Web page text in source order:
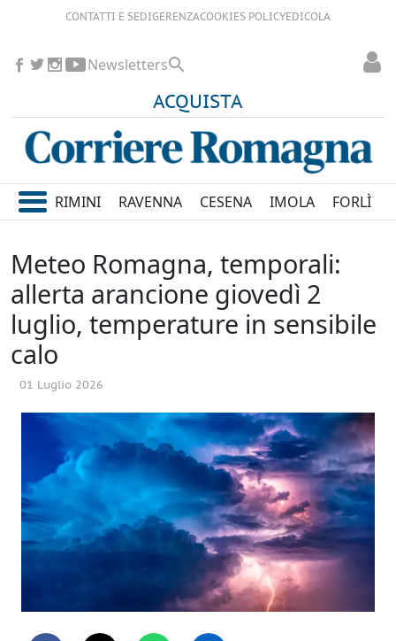
CONTATTI E SEDIGERENZACOOKIES POLICYEDICOLA
ACQUISTA
Newsletters
RIMINI RAVENNA CESENA IMOLA FORLÌ
Meteo Romagna, temporali:
allerta arancione giovedì 2
luglio, temperature in sensibile
calo
01 Luglio 2026